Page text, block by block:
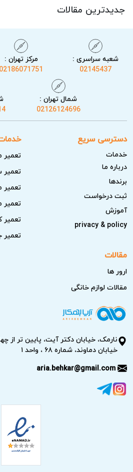
جدیدترین مقالات
شعبه سراسری :
02145437
مرکز تهران :
02186071751
شمال تهران :
02126124696
دسترسی سریع
خدمات
درباره ما
برندها
ثبت درخواست
آموزش
privacy & policy
تعمیر
تعمیر
تعمیر
مقالات
ارور ها
مقالات لوازم خانگی
نارمک، خیابان دکتر آیت، پایین تر از
خیابان دماوند، شماره ۶۸ ، واحد ۱
aria.behkar@gmail.com